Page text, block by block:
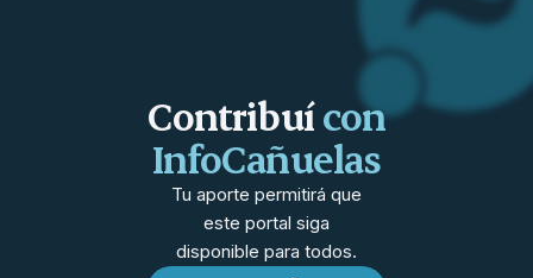
Contribuícon
InfoCañuelas
Tu aporte permitirá que
este portal siga
disponible para todos.